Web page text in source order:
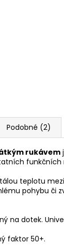
Podobné (2)
rukávem
teplotu
pohybu či
na dotek.
faktor 50+.